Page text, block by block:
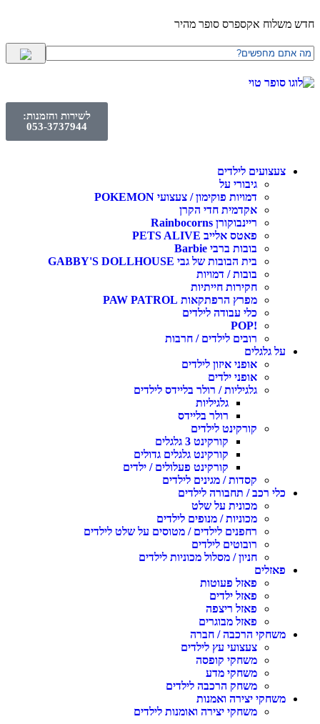
חדש משלוח אקספרס סופר מהיר
לשירות והזמנות:
053-3737944
צעצועים לילדים
גיבורי על
דמויות פוקימון / צעצועי POKEMON
אקדמית חדי הקרן
ריינבוקורן Rainbocorns
פאטס אלייב PETS ALIVE
בובות ברבי Barbie
בית הבובות של גבי GABBY'S DOLLHOUSE
בובות / דמויות
חקירות חייתיות
מפרץ הרפתקאות PAW PATROL
כלי עבודה לילדים
!POP
רובים לילדים / חרבות
על גלגלים
אופני איזון לילדים
אופני ילדים
גלגיליות / רולר בליידס לילדים
גלגיליות
רולר בליידס
קורקינט לילדים
קורקינט 3 גלגלים
קורקינט גלגלים גדולים
קורקינט פעלולים / ילדים
קסדות / מגינים לילדים
כלי רכב / תחבורה לילדים
מכונית על שלט
מכוניות / מנופים לילדים
רחפנים לילדים / מטוסים על שלט לילדים
רובוטים לילדים
חניון / מסלול מכוניות לילדים
פאזלים
פאזל פעוטות
פאזל ילדים
פאזל ריצפה
פאזל מבוגרים
משחקי הרכבה / חברה
צעצועי עץ לילדים
משחקי קופסה
משחקי מדע
משחק הרכבה לילדים
משחקי יצירה ואמנות
משחקי יצירה ואומנות לילדים